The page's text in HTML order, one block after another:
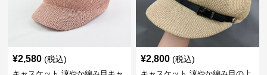
¥2,580 (税込) ¥2,800 (税込)